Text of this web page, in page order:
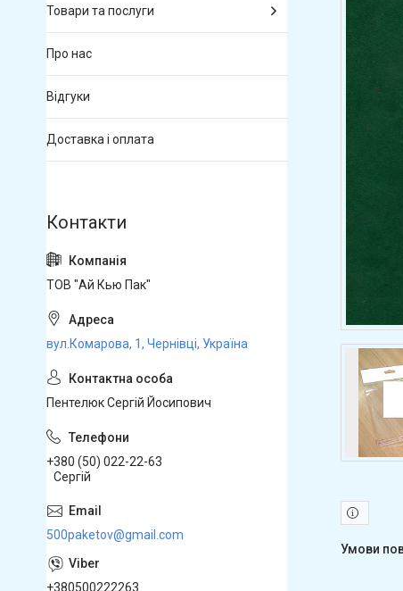
Товари та послуги
Про нас
Відгуки
Доставка і оплата
ТОВ "Ай Кью Пак"
вул.Комарова, 1, Чернівці, Україна
Пентелюк Сергій Йосипович
+380 (50) 022-22-63
Сергій
500paketov@gmail.com
+380500222263